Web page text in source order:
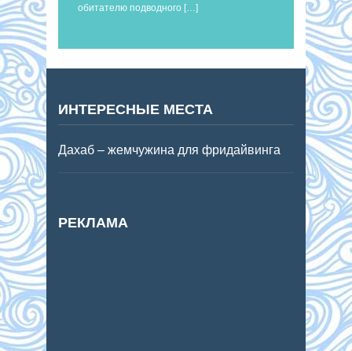
обитателю подводного […]
ИНТЕРЕСНЫЕ МЕСТА
Дахаб – жемчужина для фридайвинга
РЕКЛАМА